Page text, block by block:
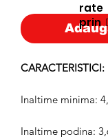
CARACTERISTICI:
Inaltime minima:
Inaltime podina:
rate
prin